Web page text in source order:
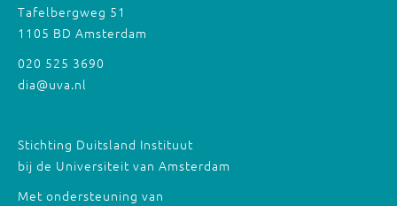
Tafelbergweg 51
1105 BD Amsterdam
020 525 3690
dia@uva.nl
Stichting Duitsland Instituut
bij de Universiteit van Amsterdam
Met ondersteuning van